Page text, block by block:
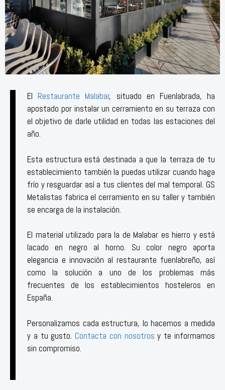
El Restaurante Malabar, situado en Fuenlabrada, ha
apostado por instalar un cerramiento en su terraza con
el objetivo de darle utilidad en todas las estaciones del
año.
Esta estructura está destinada a que la terraza de tu
establecimiento también la puedas utilizar cuando haga
frío y resguardar así a tus clientes del mal temporal. GS
Metalistas fabrica el cerramiento en su taller y también
se encarga de la instalación.
El material utilizado para la de Malabar es hierro y está
lacado en negro al horno. Su color negro aporta
elegancia e innovación al restaurante fuenlabreño, así
como la solución a uno de los problemas más
frecuentes de los establecimientos hosteleros en
España.
Personalizamos cada estructura, lo hacemos a medida
y a tu gusto. Contacta con nosotros y te informamos
sin compromiso.